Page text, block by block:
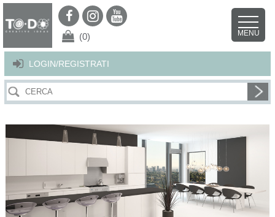
Per offrirti il miglior servizio possibile questo sito utilizza i cookies.
Continuando la navigazione nel sito autorizzi l’uso dei cookies. Per ulteriori
LOGIN/REGISTRATI
(0) MENU